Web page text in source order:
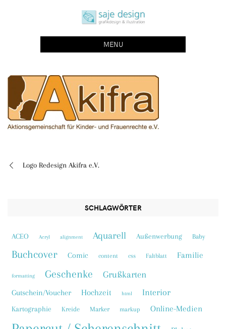
saje design bonn
grafikdesign | buchgestaltung | illustration
MENU
Beitragsnavigation
Logo Redesign Akifra e.V.
SCHLAGWÖRTER
ACEO Acryl alignment Aquarell Außenwerbung Baby
Buchcover Comic content css Faltblatt Familie
formatting Geschenke Grußkarten
Gutschein/Voucher Hochzeit html Interior
Kartographie Kreide Marker markup Online-Medien